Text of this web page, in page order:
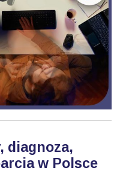
diagnoza,
w Polsce